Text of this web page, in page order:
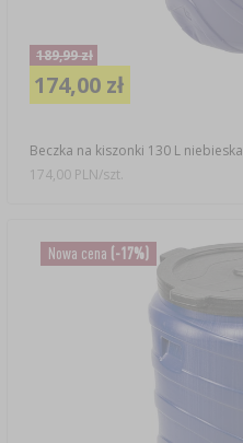
Beczka na kiszonki 130 L niebieska
189,99 zł
174,00 zł
174,00 PLN/szt.
Nowa cena (-17%)